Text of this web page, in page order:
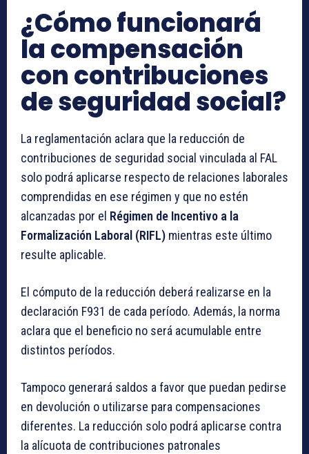
¿Cómo funcionará
la compensación
con contribuciones
de seguridad social?
La reglamentación aclara que la reducción de
contribuciones de seguridad social vinculada al FAL
solo podrá aplicarse respecto de relaciones laborales
comprendidas en ese régimen y que no estén
alcanzadas por el Régimen de Incentivo a la
Formalización Laboral (RIFL) mientras este último
resulte aplicable.
El cómputo de la reducción deberá realizarse en la
declaración F931 de cada período. Además, la norma
aclara que el beneficio no será acumulable entre
distintos períodos.
Tampoco generará saldos a favor que puedan pedirse
en devolución o utilizarse para compensaciones
diferentes. La reducción solo podrá aplicarse contra
la alícuota de contribuciones patronales